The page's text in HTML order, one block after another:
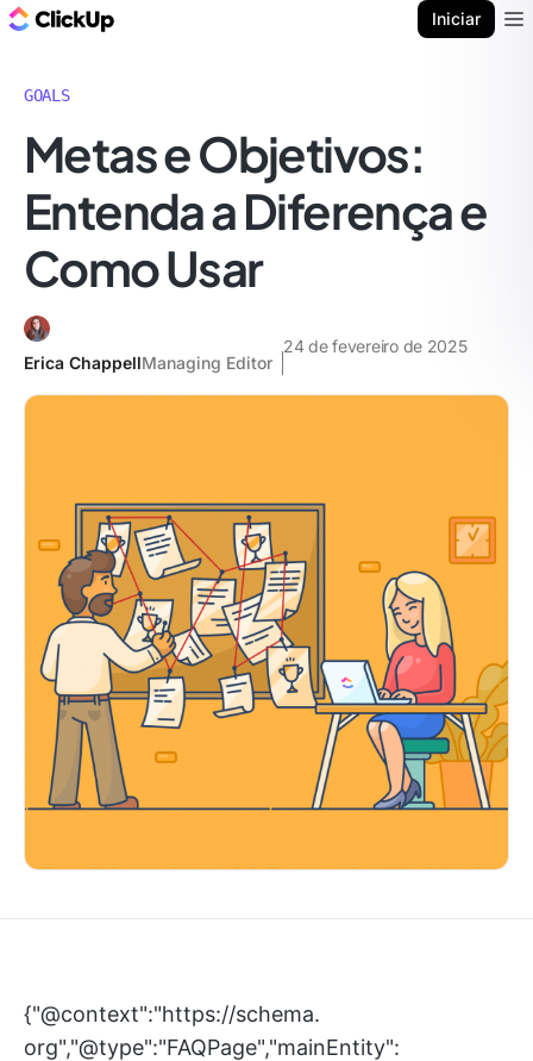
Iniciar
GOALS
Metas e Objetivos:
Entenda a Diferença e
Como Usar
Erica ChappellManaging Editor
24 de fevereiro de 2025
{"@context":"https://schema.
org","@type":"FAQPage","mainEntity":